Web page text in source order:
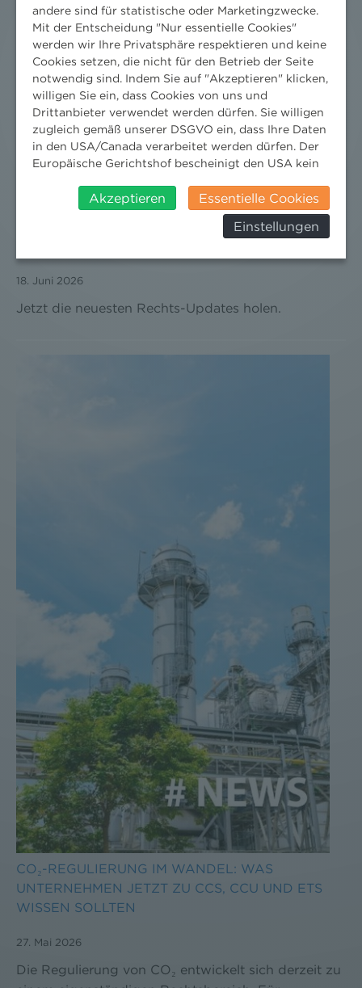
18. Juni 2026
Jetzt die neuesten Rechts-Updates holen.
CO₂-REGULIERUNG IM WANDEL: WAS
UNTERNEHMEN JETZT ZU CCS, CCU UND ETS
WISSEN SOLLTEN
27. Mai 2026
Die Regulierung von CO₂ entwickelt sich derzeit zu
andere sind für statistische oder Marketingzwecke.
Mit der Entscheidung "Nur essentielle Cookies"
werden wir Ihre Privatsphäre respektieren und keine
Cookies setzen, die nicht für den Betrieb der Seite
notwendig sind. Indem Sie auf "Akzeptieren" klicken,
willigen Sie ein, dass Cookies von uns und
Drittanbieter verwendet werden dürfen. Sie willigen
zugleich gemäß unserer DSGVO ein, dass Ihre Daten
in den USA/Canada verarbeitet werden dürfen. Der
Europäische Gerichtshof bescheinigt den USA kein
insbesondere das Risiko, dass ihre Daten durch US-
Behörden, zu Kontroll- und zu
Überwachungszwecken, verarbeitet werden und
werden können. Zudem finden Sie am
Bildschirmrand ein Cookie-Icon wo Sie jederzeit Ihre
Weitere Infomationen finden Sie hier:
Akzeptieren
Essentielle Cookies
Einstellungen